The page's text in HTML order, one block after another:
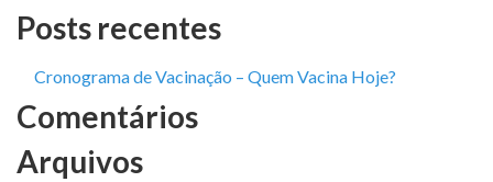
Posts recentes
Cronograma de Vacinação – Quem Vacina Hoje?
Comentários
Arquivos